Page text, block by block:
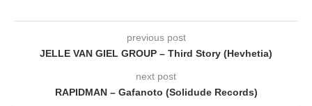
previous post
JELLE VAN GIEL GROUP – Third Story (Hevhetia)
next post
RAPIDMAN – Gafanoto (Solidude Records)